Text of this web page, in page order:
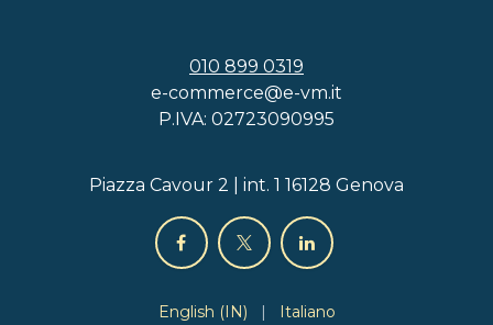
010 899 0319
e-commerce@e-vm.it
P.IVA: 02723090995
Piazza Cavour 2 | int. 1 16128 Genova
English (IN) | Italiano